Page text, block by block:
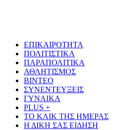
ΕΠΙΚΑΙΡΟΤΗΤΑ
ΠΟΛΙΤΙΣΤΙΚΑ
ΠΑΡΑΠΟΛΙΤΙΚΑ
ΑΘΛΗΤΙΣΜΟΣ
ΒΙΝΤΕΟ
ΣΥΝΕΝΤΕΥΞΕΙΣ
ΓΥΝΑΙΚΑ
PLUS +
ΤΟ ΚΛΙΚ ΤΗΣ ΗΜΕΡΑΣ
Η ΔΙΚΗ ΣΑΣ ΕΙΔΗΣΗ